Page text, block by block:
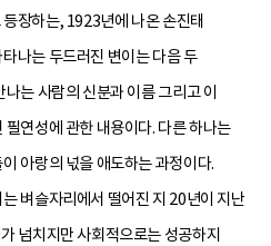
장하는, 1923년에 나온 손진태
나는 두드러진 변이는 다음 두
는 사람의 신분과 이름 그리고 이
연성에 관한 내용이다. 다른 하나는
아랑의 넋을 애도하는 과정이다.
벼슬자리에서 떨어진 지 20년이 지난
넘치지만 사회적으로는 성공하지